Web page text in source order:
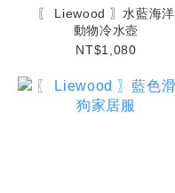
〖 Liewood 〗水藍海洋
動物冷水壺
NT$1,080